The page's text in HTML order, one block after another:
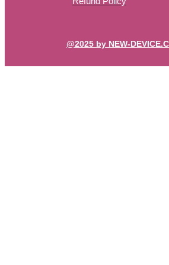
@2025 by NEW-